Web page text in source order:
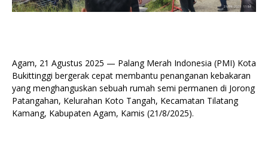
Agam, 21 Agustus 2025 — Palang Merah Indonesia (PMI) Kota
Bukittinggi bergerak cepat membantu penanganan kebakaran
yang menghanguskan sebuah rumah semi permanen di Jorong
Patangahan, Kelurahan Koto Tangah, Kecamatan Tilatang
Kamang, Kabupaten Agam, Kamis (21/8/2025).